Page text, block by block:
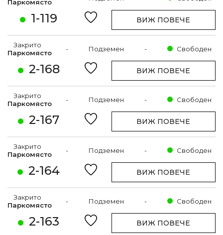
1-119
Паркомясто
ВИЖ ПОВЕЧЕ
2-168
Закрито
Паркомясто
- Подземен - Свободен
ВИЖ ПОВЕЧЕ
2-167
Закрито
Паркомясто
- Подземен - Свободен
ВИЖ ПОВЕЧЕ
2-164
Закрито
Паркомясто
- Подземен - Свободен
ВИЖ ПОВЕЧЕ
2-163
Закрито
Паркомясто
- Подземен - Свободен
ВИЖ ПОВЕЧЕ